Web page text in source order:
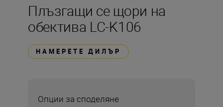
Плъзгащи се щори на
обектива LC-K106
НАМЕРЕТЕ ДИЛЪР
Опции за споделяне